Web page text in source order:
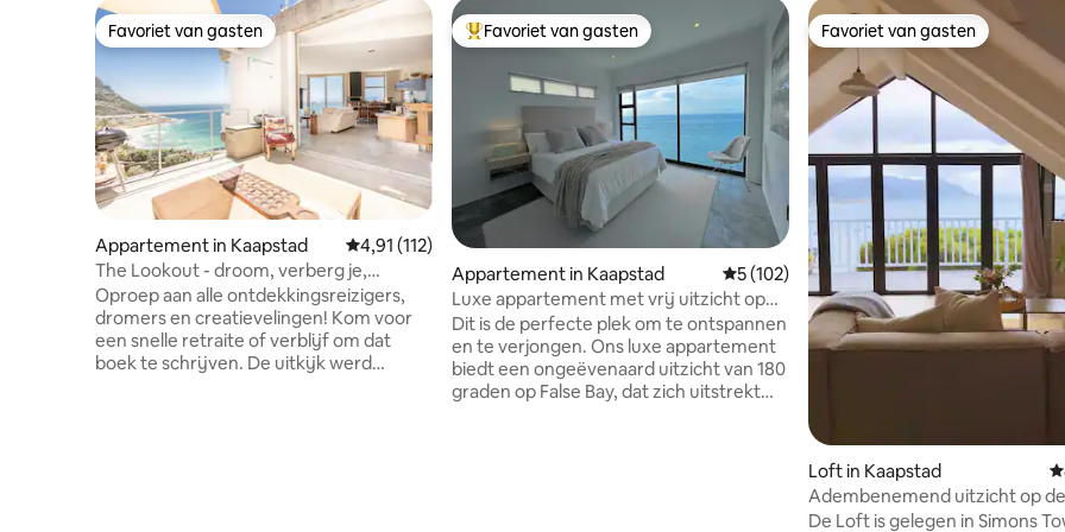
Favoriet van gasten
Favoriet van gasten
Appartement in Kaapstad Gemiddelde beoordeling van 4,91 op 5, 112 recensies
4,91 (112)
The Lookout - droom, verberg je,
vermaak!
Oproep aan alle ontdekkingsreizigers,
dromers en creatievelingen! Kom voor
een snelle retraite of verblijf om dat
boek te schrijven. De uitkijk werd
Topfavoriet van gasten
Favoriet van gasten
Appartement in Kaapstad Gemiddelde beoordeling van 5 op 5, 102
5 (102)
Luxe appartement met vrij uitzicht op
zee
Dit is de perfecte plek om te ontspannen
en te verjongen. Ons luxe appartement
biedt een ongeëvenaard uitzicht van 180
graden op False Bay, dat zich uitstrekt
Favoriet van gasten
Favoriet van gasten
Loft in Kaapstad
Adembenemend uitzicht op
en de oceaan in Simons Town
De Loft is gelegen in Simons